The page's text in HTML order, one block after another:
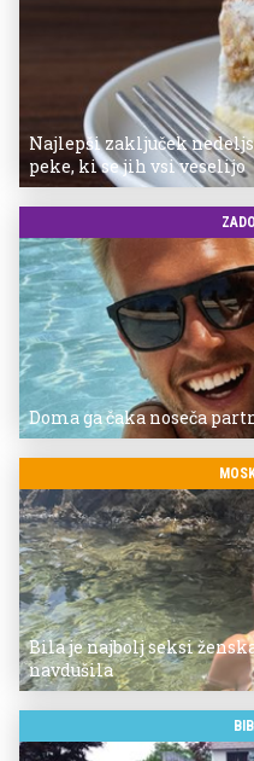
Najlepši zaključek
peke, ki se jih vsi veselijo
Doma ga čaka noseča
Bila je najbolj seksi
navdušila